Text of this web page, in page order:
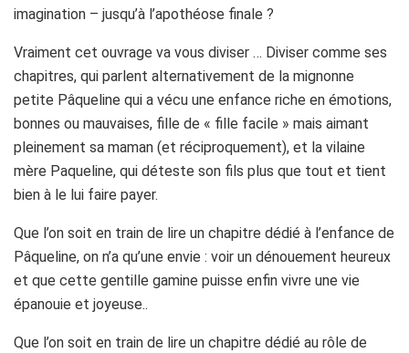
imagination – jusqu’à l’apothéose finale ?
Vraiment cet ouvrage va vous diviser … Diviser comme ses
chapitres, qui parlent alternativement de la mignonne
petite Pâqueline qui a vécu une enfance riche en émotions,
bonnes ou mauvaises, fille de « fille facile » mais aimant
pleinement sa maman (et réciproquement), et la vilaine
mère Paqueline, qui déteste son fils plus que tout et tient
bien à le lui faire payer.
Que l’on soit en train de lire un chapitre dédié à l’enfance de
Pâqueline, on n’a qu’une envie : voir un dénouement heureux
et que cette gentille gamine puisse enfin vivre une vie
épanouie et joyeuse..
Que l’on soit en train de lire un chapitre dédié au rôle de